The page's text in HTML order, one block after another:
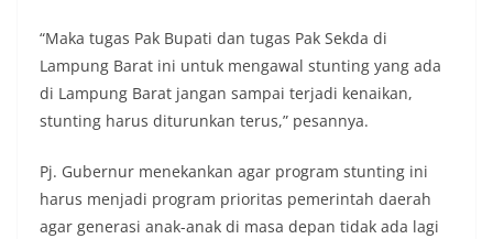
“Maka tugas Pak Bupati dan tugas Pak Sekda di
Lampung Barat ini untuk mengawal stunting yang ada
di Lampung Barat jangan sampai terjadi kenaikan,
stunting harus diturunkan terus,” pesannya.
Pj. Gubernur menekankan agar program stunting ini
harus menjadi program prioritas pemerintah daerah
agar generasi anak-anak di masa depan tidak ada lagi